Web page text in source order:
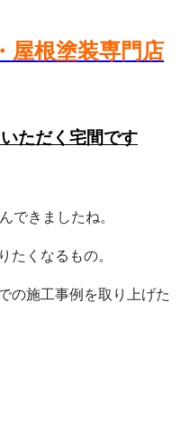
屋根塗装専門店
ただく宅間です
できましたね。
たくなるもの。
の施工事例を取り上げた